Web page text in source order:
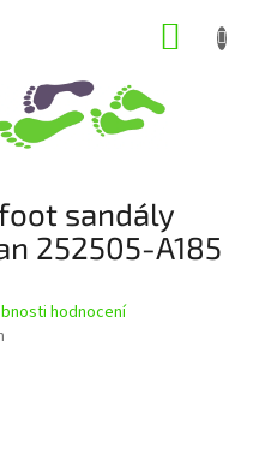
sandály
252505-A185
hodnocení